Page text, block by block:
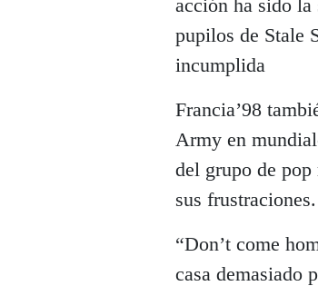
acción ha sido la
pupilos de Stale
incumplida
Francia’98
Army en
del grupo de
sus frustraciones.
“Don’t come
casa demasiado